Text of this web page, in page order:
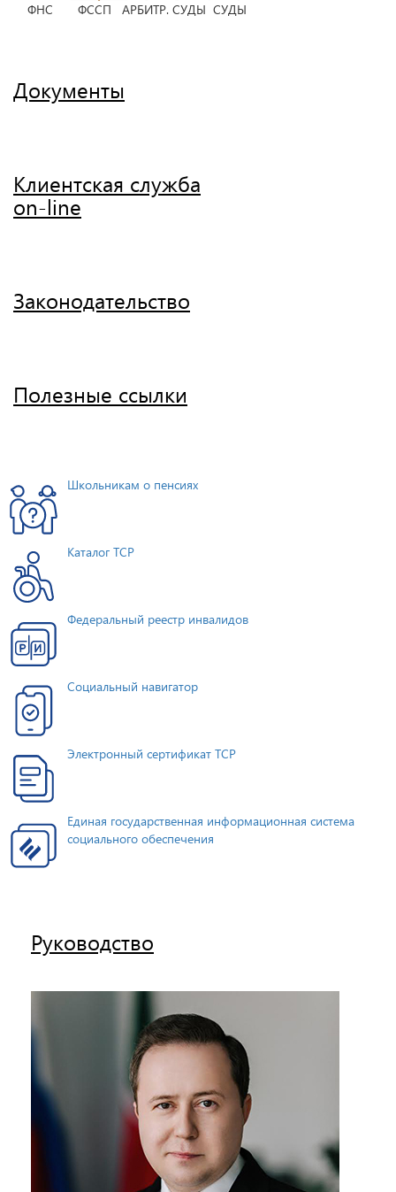
ФНС ФССП АРБИТР. СУДЫ СУДЫ
Документы
Клиентская служба
on-line
Законодательство
Полезные ссылки
Школьникам о пенсиях
Каталог ТСР
Федеральный реестр инвалидов
Социальный навигатор
Электронный сертификат ТСР
Единая государственная информационная система
социального обеспечения
Руководство